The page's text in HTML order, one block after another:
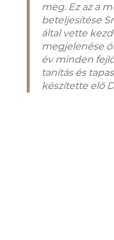
meg. Ez az a
beteljesítése
által vette
megjelenése
év minden
tanítás és
készítette elő